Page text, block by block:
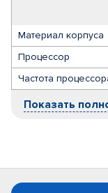
Материал корпуса
Процессор
Частота
Показать